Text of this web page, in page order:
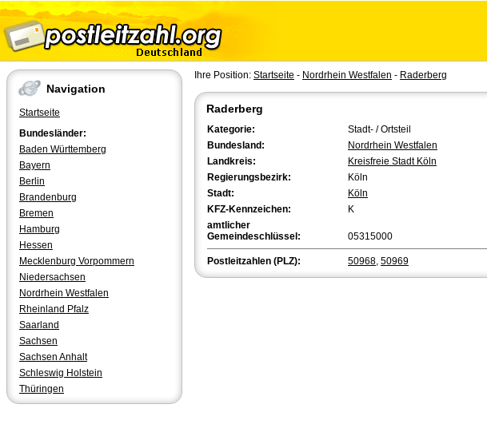
Navigation
Startseite
Bundesländer:
Baden Württemberg
Bayern
Berlin
Brandenburg
Bremen
Hamburg
Hessen
Mecklenburg Vorpommern
Niedersachsen
Nordrhein Westfalen
Rheinland Pfalz
Saarland
Sachsen
Sachsen Anhalt
Schleswig Holstein
Thüringen
Ihre Position: Startseite - Nordrhein Westfalen - Raderberg
Raderberg
Kategorie:
Stadt- / Ortsteil
Bundesland:
Nordrhein Westfalen
Landkreis:
Kreisfreie Stadt Köln
Regierungsbezirk:
Köln
Stadt:
Köln
KFZ-Kennzeichen:
K
amtlicher
Gemeindeschlüssel:
05315000
Postleitzahlen (PLZ): 50968, 50969